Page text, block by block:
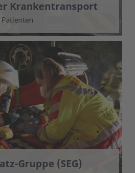
Krankentransport
Gruppe (SEG)